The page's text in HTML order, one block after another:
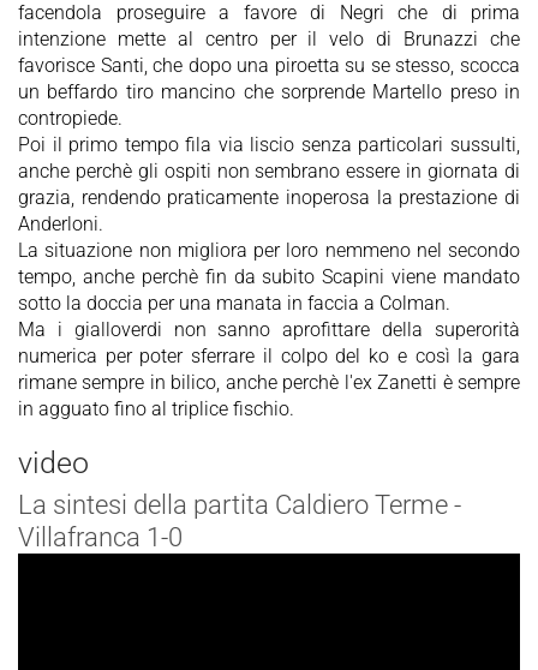
facendola proseguire a favore di Negri che di prima
intenzione mette al centro per il velo di Brunazzi che
favorisce Santi, che dopo una piroetta su se stesso, scocca
un beffardo tiro mancino che sorprende Martello preso in
contropiede.
Poi il primo tempo fila via liscio senza particolari sussulti,
anche perchè gli ospiti non sembrano essere in giornata di
grazia, rendendo praticamente inoperosa la prestazione di
Anderloni.
La situazione non migliora per loro nemmeno nel secondo
tempo, anche perchè fin da subito Scapini viene mandato
sotto la doccia per una manata in faccia a Colman.
Ma i gialloverdi non sanno aprofittare della superorità
numerica per poter sferrare il colpo del ko e così la gara
rimane sempre in bilico, anche perchè l'ex Zanetti è sempre
in agguato fino al triplice fischio.
video
La sintesi della partita Caldiero Terme -
Villafranca 1-0